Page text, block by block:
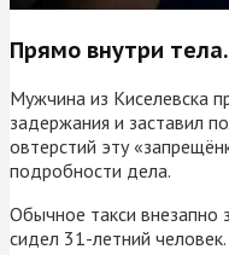
Прямо внутри тела.
Мужчина из Киселевска
задержания и заставил
овтерстий эту
подробности дела.
Обычное такси внезапно
сидел 31-летний